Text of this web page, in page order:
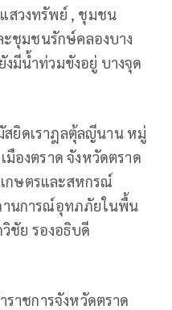
สวงทรัพย์ , ชุมชน
ชุมชนรักษ์คลองบาง
มีน้ำท่วมขังอยู่ บางจุด
สยิดเราฎลตุ้ลญีนาน หมู่
มืองตราด จังหวัดตราด
กษตรและสหกรณ์
านการณ์อุทภภัยในพื้น
ชัย รองอธิบดี
ราชการจังหวัดตราด